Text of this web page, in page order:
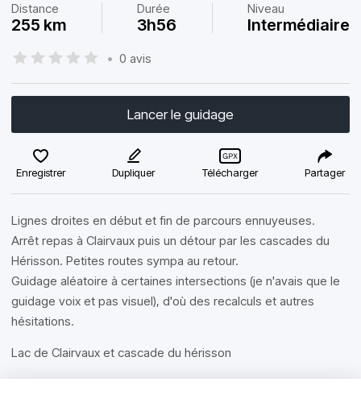
Distance
255 km
Durée
3h56
Niveau
Intermédiaire
• 0 avis
Lancer le guidage
Enregistrer Dupliquer Télécharger Partager
Lignes droites en début et fin de parcours ennuyeuses.
Arrêt repas à Clairvaux puis un détour par les cascades du
Hérisson. Petites routes sympa au retour.
Guidage aléatoire à certaines intersections (je n'avais que le
guidage voix et pas visuel), d'où des recalculs et autres
hésitations.
Lac de Clairvaux et cascade du hérisson